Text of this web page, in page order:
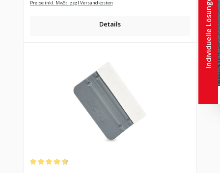
Preise inkl. MwSt. zzgl Versandkosten
Details Individuelle Lösungen